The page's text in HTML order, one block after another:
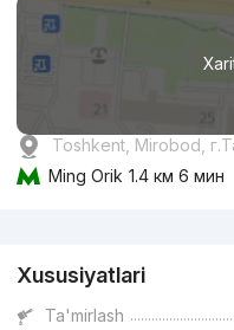
Toshkent, Mirobod,
Ming Orik 1.4 км 6 мин
Xususiyatlari
Ta'mirlash